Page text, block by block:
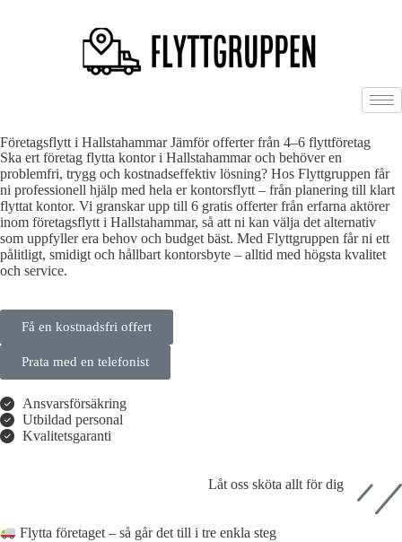
Företagsflytt i Hallstahammar Jämför offerter från 4–6 flyttföretag
Ska ert företag flytta kontor i Hallstahammar och behöver en
problemfri, trygg och kostnadseffektiv lösning? Hos Flyttgruppen får
ni professionell hjälp med hela er kontorsflytt – från planering till klart
flyttat kontor. Vi granskar upp till 6 gratis offerter från erfarna aktörer
inom företagsflytt i Hallstahammar, så att ni kan välja det alternativ
som uppfyller era behov och budget bäst. Med Flyttgruppen får ni ett
pålitligt, smidigt och hållbart kontorsbyte – alltid med högsta kvalitet
och service.
Få en kostnadsfri offert
Prata med en telefonist
Ansvarsförsäkring
Utbildad personal
Kvalitetsgaranti
Låt oss sköta allt för dig
Flytta företaget – så går det till i tre enkla steg